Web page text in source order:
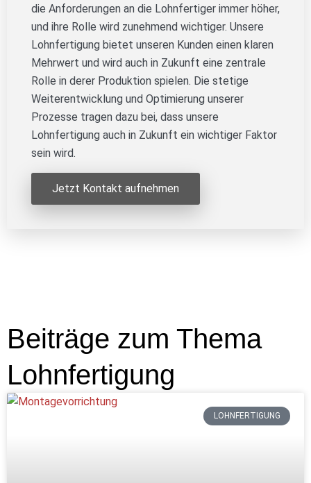
die Anforderungen an die Lohnfertiger immer höher,
und ihre Rolle wird zunehmend wichtiger. Unsere
Lohnfertigung bietet unseren Kunden einen klaren
Mehrwert und wird auch in Zukunft eine zentrale
Rolle in derer Produktion spielen. Die stetige
Weiterentwicklung und Optimierung unserer
Prozesse tragen dazu bei, dass unsere
Lohnfertigung auch in Zukunft ein wichtiger Faktor
sein wird.
Jetzt Kontakt aufnehmen
Beiträge zum Thema
Lohnfertigung
LOHNFERTIGUNG